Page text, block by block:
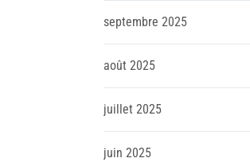
septembre 2025
août 2025
juillet 2025
juin 2025